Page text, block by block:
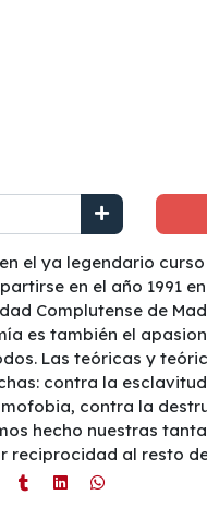
el ya legendario
en el año 1991
Complutense de
es también el
Las teóricas y
contra la
contra la
hecho nuestras
reciprocidad al resto